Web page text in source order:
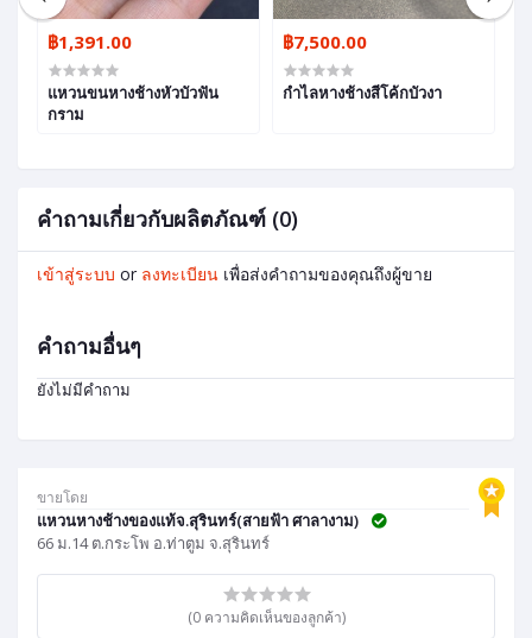
ขายโดย
แหวนหางช้างของแท้จ.สุรินทร์(สายฟ้า ศาลางาม)
66 ม.14 ต.กระโพ อ.ท่าตูม จ.สุรินทร์
(0 ความคิดเห็นของลูกค้า)
฿1,391.00
แหวนขนหางช้างหัวบัวฟัน
กราม
฿7,500.00
กำไลหางช้างสีโค้กบัวงา
คำถามเกี่ยวกับผลิตภัณฑ์ (0)
เข้าสู่ระบบ or ลงทะเบียน เพื่อส่งคำถามของคุณถึงผู้ขาย
คำถามอื่นๆ
ยังไม่มีคำถาม